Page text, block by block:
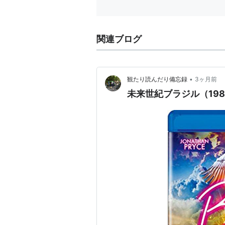
関連ブログ
観たり読んだり備忘録 • 3ヶ月前
未来世紀ブラジル（